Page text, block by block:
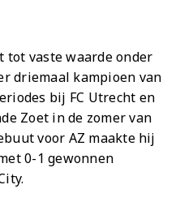
tot vaste waarde onder
driemaal kampioen van
bij FC Utrecht en
Zoet in de zomer van
voor AZ maakte hij
0-1 gewonnen